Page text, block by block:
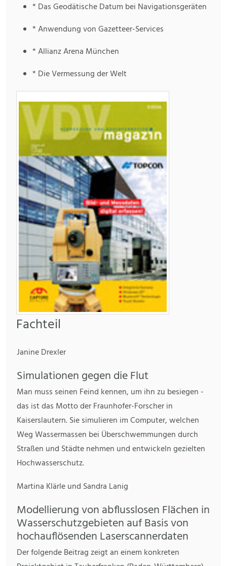
* Das Geodätische Datum bei Navigationsgeräten
* Anwendung von Gazetteer-Services
* Allianz Arena München
* Die Vermessung der Welt
Fachteil
Janine Drexler
Simulationen gegen die Flut
Man muss seinen Feind kennen, um ihn zu besiegen -
das ist das Motto der Fraunhofer-Forscher in
Kaiserslautern. Sie simulieren im Computer, welchen
Weg Wassermassen bei Überschwemmungen durch
Straßen und Städte nehmen und entwickeln gezielten
Hochwasserschutz.
Martina Klärle und Sandra Lanig
Modellierung von abflusslosen Flächen in
Wasserschutzgebieten auf Basis von
hochauflösenden Laserscannerdaten
Der folgende Beitrag zeigt an einem konkreten